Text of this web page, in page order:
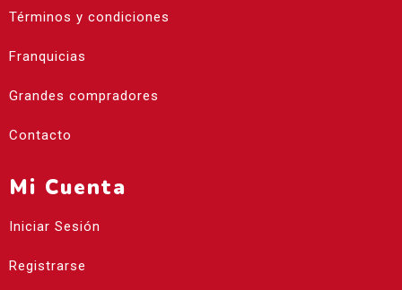
Términos y condiciones
Franquicias
Grandes compradores
Contacto
Mi Cuenta
Iniciar Sesión
Registrarse